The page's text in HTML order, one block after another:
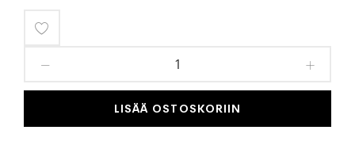
toivelistaan
LISÄÄ OSTOSKORIIN